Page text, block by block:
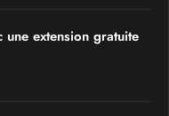
extension gratuite